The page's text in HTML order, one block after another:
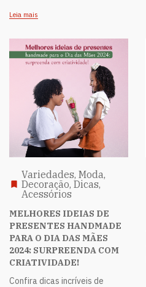
Leia mais
Variedades, Moda,
Decoração, Dicas,
Acessórios
MELHORES IDEIAS DE
PRESENTES HANDMADE
PARA O DIA DAS MÃES
2024: SURPREENDA COM
CRIATIVIDADE!
Confira dicas incríveis de